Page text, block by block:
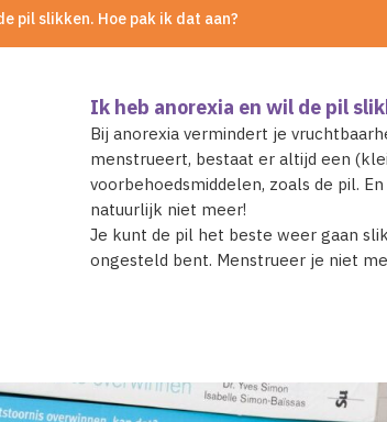
pil slikken. Hoe pak ik dat aan?
Ik heb anorexia en wil de pil
Bij anorexia vermindert je
menstrueert, bestaat er altijd een
voorbehoedsmiddelen, zoals de pil.
natuurlijk niet meer!
Je kunt de pil het beste weer gaan
ongesteld bent. Menstrueer je niet